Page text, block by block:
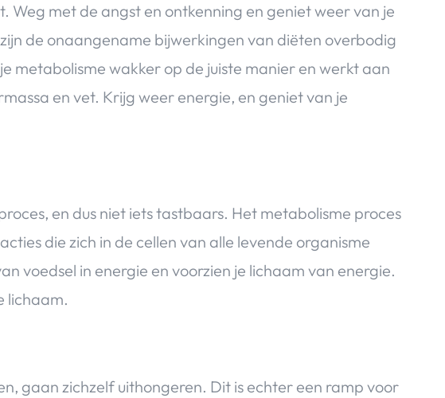
Weg met de angst en ontkenning en geniet weer van je
de onaangename bijwerkingen van diëten overbodig
metabolisme wakker op de juiste manier en werkt aan
en vet. Krijg weer energie, en geniet van je
en dus niet iets tastbaars. Het metabolisme proces
die zich in de cellen van alle levende organisme
voedsel in energie en voorzien je lichaam van energie.
lichaam.
gaan zichzelf uithongeren. Dit is echter een ramp voor